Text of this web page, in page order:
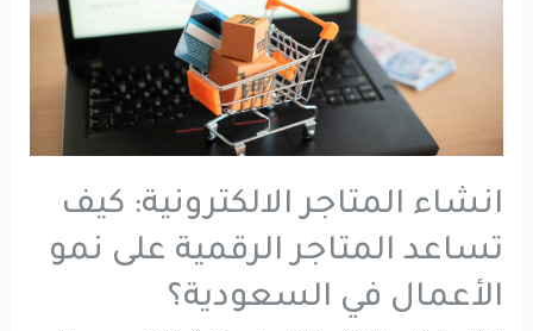
الأسعار
2026
انشاء المتاجر الالكترونية: كيف
تساعد المتاجر الرقمية على نمو
الأعمال في السعودية؟